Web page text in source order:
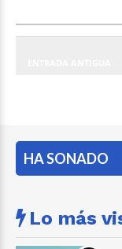
HA SONADO
Lo más